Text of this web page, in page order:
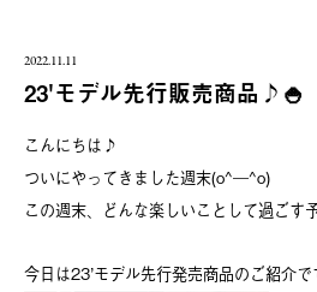
2022.11.11
23'モデル先行販売商品♪🍚
こんにちは♪
ついにやってきました週末(o^―^o)
この週末、どんな楽しいことして過ごす
今日は23’モデル先行発売商品のご紹介で